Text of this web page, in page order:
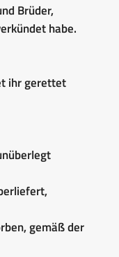
Brüder,
habe.
ihr gerettet
gemäß der